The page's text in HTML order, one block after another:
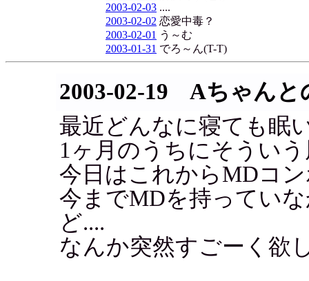
2003-02-03 ....
2003-02-02 恋愛中毒？
2003-02-01 う～む
2003-01-31 でろ～ん(T-T)
2003-02-19 Aちゃんと
最近どんなに寝ても眠
1ヶ月のうちにそうい
今日はこれからMDコ
今までMDを持ってい
ど....
なんか突然すごーく欲